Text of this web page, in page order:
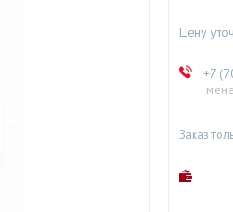
Цену
+7
Заказ